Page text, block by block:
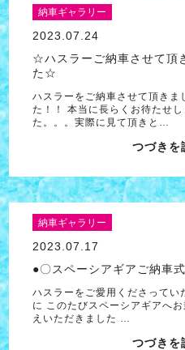
納車ギャラリー
2023.07.24
☆ハスラーご納車させて頂
た☆
ハスラーをご納車させて頂きま
た！！ 本当に長らくお待たせし
た。。。実際に見て頂きと…
つづきを
納車ギャラリー
2023.07.17
●〇スペーシアギアご納車
ハスラーをご愛用くださってい
に このたびスペーシアギアへ
えいただきました …
つづきを